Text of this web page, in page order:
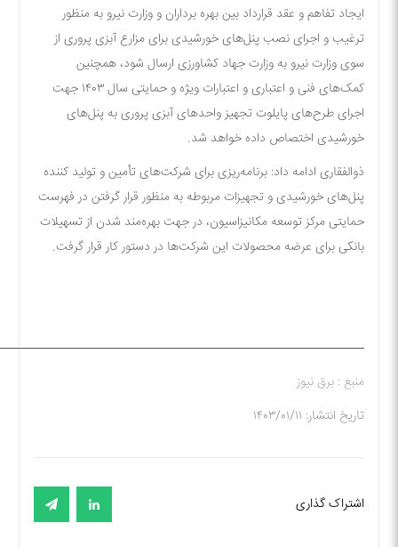
ایجاد تفاهم و عقد قرارداد بین بهره برداران و وزارت نیرو به منظور
ترغیب و اجرای نصب پنل‌های خورشیدی برای مزارع آبزی پروری از
سوی وزارت نیرو به وزارت جهاد کشاورزی ارسال شود، همچنین
کمک‌های فنی و اعتباری و اعتبارات ویژه و حمایتی سال ۱۴۰۳ جهت
اجرای طرح‌های پایلوت تجهیز واحد‌های آبزی پروری به پنل‌های
خورشیدی اختصاص داده خواهد شد.
ذوالفقاری ادامه داد: برنامه‌ریزی برای شرکت‌های تأمین و تولید کننده
پنل‌های خورشیدی و تجهیزات مربوطه به منظور قرار گرفتن در فهرست
حمایتی مرکز توسعه مکانیزاسیون، در جهت بهره‌مند شدن از تسهیلات
بانکی برای عرضه محصولات این شرکت‌ها در دستور کار قرار گرفت.
منبع : برق نیوز
تاریخ انتشار: ۱۴۰۳/۰۱/۱۱
اشتراک گذاری